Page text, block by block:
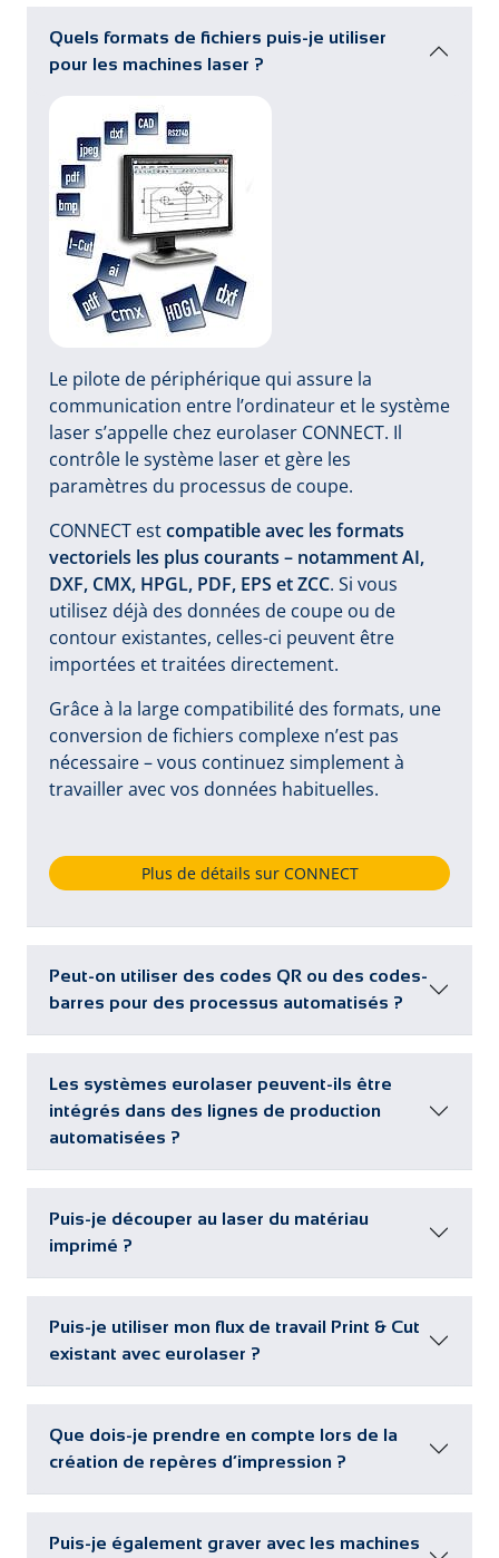
Quels formats de fichiers puis-je utiliser
pour les machines laser ?
Le pilote de périphérique qui assure la
communication entre l’ordinateur et le système
laser s’appelle chez eurolaser CONNECT. Il
contrôle le système laser et gère les
paramètres du processus de coupe.
CONNECT estcompatible avec les formats
vectoriels les plus courants – notamment AI,
DXF, CMX, HPGL, PDF, EPS et ZCC. Si vous
utilisez déjà des données de coupe ou de
contour existantes, celles-ci peuvent être
importées et traitées directement.
Grâce à la large compatibilité des formats, une
conversion de fichiers complexe n’est pas
nécessaire – vous continuez simplement à
travailler avec vos données habituelles.
Plus de détails sur CONNECT
Peut-on utiliser des codes QR ou des codes-
barres pour des processus automatisés ?
Les systèmes eurolaser peuvent-ils être
intégrés dans des lignes de production
automatisées ?
Puis-je découper au laser du matériau
imprimé ?
Puis-je utiliser mon flux de travail Print & Cut
existant avec eurolaser ?
Que dois-je prendre en compte lors de la
création de repères d’impression ?
Puis-je également graver avec les machines